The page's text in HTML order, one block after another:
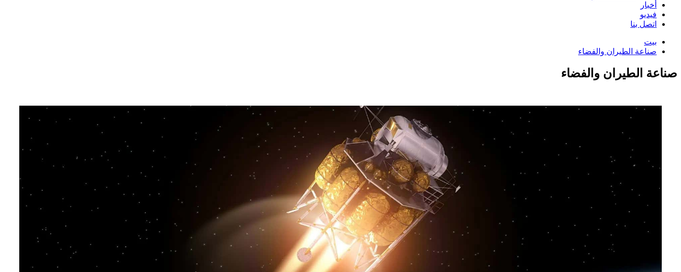
أخبار
فيديو
اتصل بنا
بيت
صناعة الطيران والفضاء
صناعة الطيران والفضاء